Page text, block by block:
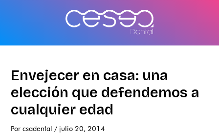
Envejecer en casa: una
elección que defendemos a
cualquier edad
Porcsadental / julio 20, 2014